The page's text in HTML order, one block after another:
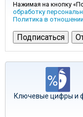
Нажимая на кнопку
обработку
Политика в
Ключевые цифры и